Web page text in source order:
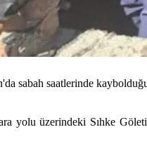
sabah saatlerinde
yolu üzerindeki Sıhke